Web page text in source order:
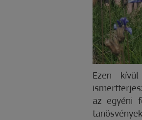
Ezen
az egyéni